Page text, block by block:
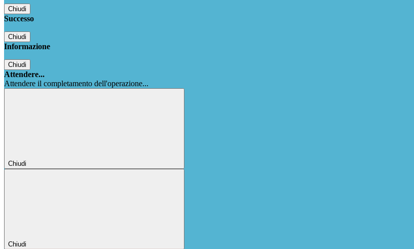
Chiudi
Successo
Chiudi
Informazione
Chiudi
Attendere...
Attendere il completamento dell'operazione...
Chiudi
Chiudi